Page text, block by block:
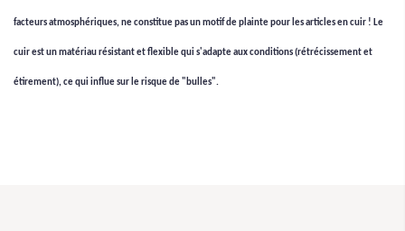
facteurs atmosphériques, ne constitue pas un motif de plainte pour les articles en cuir ! Le
cuir est un matériau résistant et flexible qui s'adapte aux conditions (rétrécissement et
étirement), ce qui influe sur le risque de "bulles".